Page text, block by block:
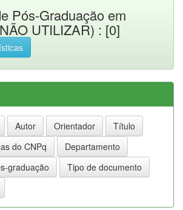
Pós-Graduação em
UTILIZAR) : [0]